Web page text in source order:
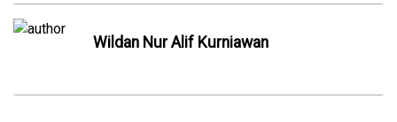
Wildan Nur Alif Kurniawan